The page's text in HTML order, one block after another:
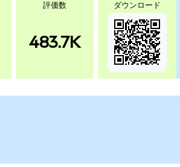
評価数
483.7K
ダウンロード